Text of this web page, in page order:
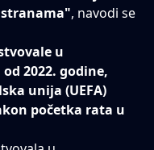
, navodi se
u
2022. godine,
unija (UEFA)
početka rata u